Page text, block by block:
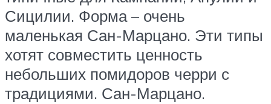
Сицилии. Форма – очень
маленькая Сан-Марцано. Эти типы
хотят совместить ценность
небольших помидоров черри с
традициями. Сан-Марцано.